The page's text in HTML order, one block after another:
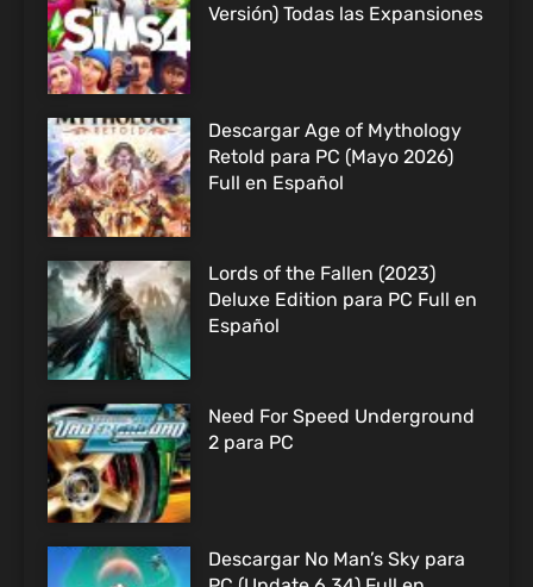
Versión) Todas las Expansiones
Descargar Age of Mythology
Retold para PC (Mayo 2026)
Full en Español
Lords of the Fallen (2023)
Deluxe Edition para PC Full en
Español
Need For Speed Underground
2 para PC
Descargar No Man’s Sky para